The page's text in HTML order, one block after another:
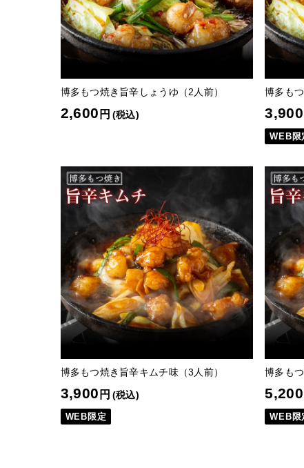
博多もつ焼き旨辛しょうゆ（2人前）
2,600 円 (税込)
博多も
3,900
WEB限
博多もつ焼き旨辛キムチ味（3人前）
3,900 円 (税込)
WEB限定
博多も
5,200
WEB限